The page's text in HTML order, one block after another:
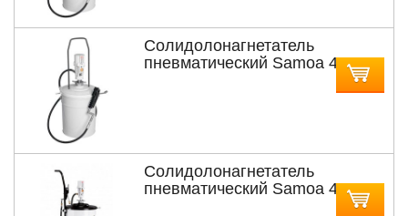
Солидолонагнетатель
пневматический Samoa 424
172 с насосом PM3 для бочек
Солидолонагнетатель
пневматический Samoa 425
290 с насосом PM3 для бочек